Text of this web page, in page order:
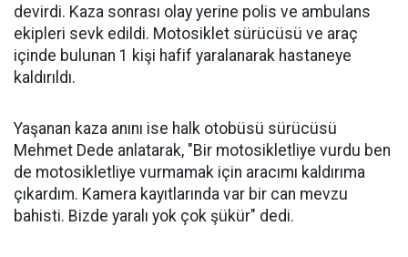
devirdi. Kaza sonrası olay yerine polis ve ambulans
ekipleri sevk edildi. Motosiklet sürücüsü ve araç
içinde bulunan 1 kişi hafif yaralanarak hastaneye
kaldırıldı.
Yaşanan kaza anını ise halk otobüsü sürücüsü
Mehmet Dede anlatarak, "Bir motosikletliye vurdu ben
de motosikletliye vurmamak için aracımı kaldırıma
çıkardım. Kamera kayıtlarında var bir can mevzu
bahisti. Bizde yaralı yok çok şükür" dedi.